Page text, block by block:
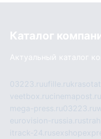
Каталог
Актуальный каталог
03223.ruufille.ru
veetbox.rucinemapost.ru
mega-press.ru03223.ru
eurovision-russia.ru
itrack-24.ru